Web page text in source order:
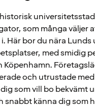
som många väljer
Här bor du nära
med smidig
Köpenhamn.
och utrustade
som vill bo bekvämt
snabbt känna dig som